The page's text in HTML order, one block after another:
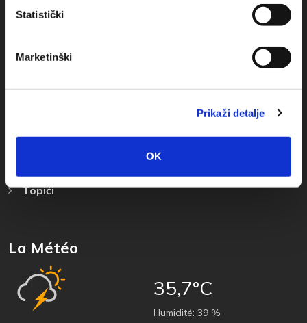
Statistički
Marketinški
Prikaži detalje
OK
Promajna
Krvavica
Topići
La Météo
35,7°C
Humidité: 39 %